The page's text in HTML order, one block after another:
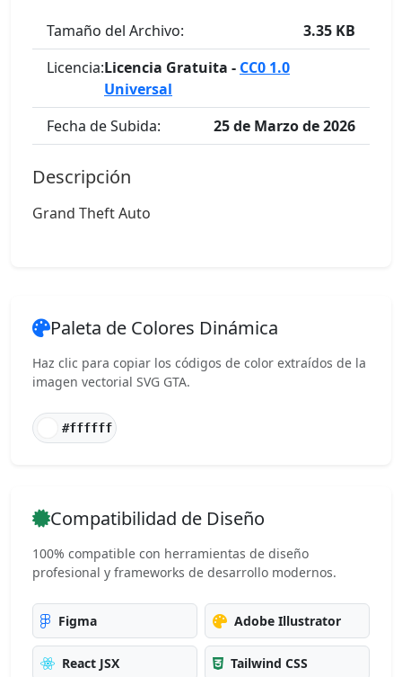
Tamaño del Archivo:
3.35 KB
Licencia:Licencia Gratuita - CC0 1.0
Universal
Fecha de Subida:
25 de Marzo de 2026
Descripción
Grand Theft Auto
Paleta de Colores Dinámica
Haz clic para copiar los códigos de color extraídos de la
imagen vectorial SVG GTA.
#ffffff
Compatibilidad de Diseño
100% compatible con herramientas de diseño
profesional y frameworks de desarrollo modernos.
Figma Adobe Illustrator
React JSX Tailwind CSS